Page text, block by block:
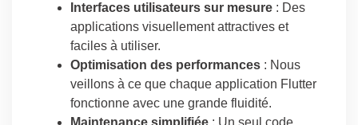
Interfaces utilisateurs sur mesure : Des
applications visuellement attractives et
faciles à utiliser.
Optimisation des performances : Nous
veillons à ce que chaque application Flutter
fonctionne avec une grande fluidité.